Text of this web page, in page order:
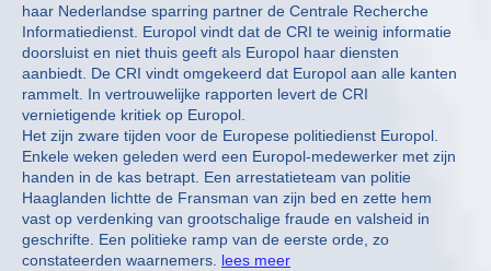
haar Nederlandse sparring partner de Centrale Recherche
Informatiedienst. Europol vindt dat de CRI te weinig informatie
doorsluist en niet thuis geeft als Europol haar diensten
aanbiedt. De CRI vindt omgekeerd dat Europol aan alle kanten
rammelt. In vertrouwelijke rapporten levert de CRI
vernietigende kritiek op Europol.
Het zijn zware tijden voor de Europese politiedienst Europol.
Enkele weken geleden werd een Europol-medewerker met zijn
handen in de kas betrapt. Een arrestatieteam van politie
Haaglanden lichtte de Fransman van zijn bed en zette hem
vast op verdenking van grootschalige fraude en valsheid in
geschrifte. Een politieke ramp van de eerste orde, zo
constateerden waarnemers. lees meer